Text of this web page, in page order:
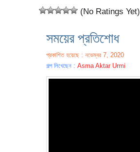
(No Ratings Yet)
সময়ের প্রতিশোধ
প্রকাশিত হয়েছে : নভেম্বর 7, 2020
গল্প লিখেছেন : Asma Aktar Urmi